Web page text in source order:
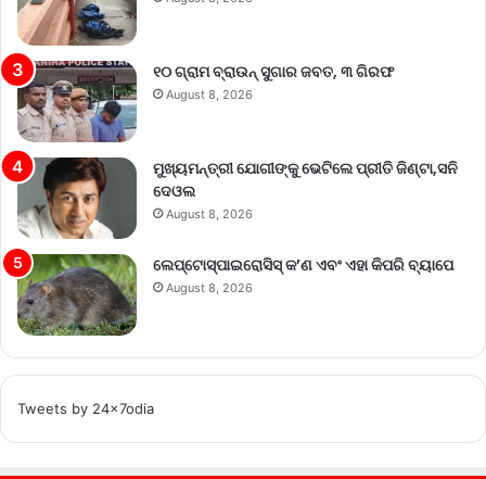
୧୦ ଗ୍ରାମ ବ୍ରାଉନ୍ ସୁଗାର ଜବତ, ୩ ଗିରଫ
August 8, 2026
ମୁଖ୍ୟମନ୍ତ୍ରୀ ଯୋଗୀଙ୍କୁ ଭେଟିଲେ ପ୍ରୀତି ଜିଣ୍ଟା,ସନି
ଦେଓଲ
August 8, 2026
ଲେପ୍ଟୋସ୍ପାଇରୋସିସ୍ କ’ଣ ଏବଂ ଏହା କିପରି ବ୍ୟାପେ
August 8, 2026
Tweets by 24x7odia